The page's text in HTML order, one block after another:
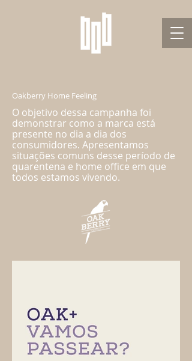
Oakberry Home Feeling
O objetivo dessa campanha foi
demonstrar como a marca está
presente no dia a dia dos
consumidores. Apresentamos
situações comuns desse período de
quarentena e home office em que
todos estamos vivendo.